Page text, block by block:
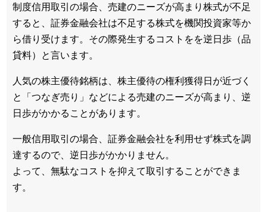
制度信用取引の場合、売建のニーズが高まり株式が不足
すると、証券金融会社は不足する株式を機関投資家等か
ら借り受けます。その際発生するコストをを逆日歩（品
貸料）と言います。
人気の株主優待銘柄は、株主優待の権利獲得日が近づく
と「つなぎ売り」などによる売建のニーズが高まり、逆
日歩がかかることがあります。
一般信用取引の場合、証券金融会社を利用せず株式を調
達するので、逆日歩がかかりません。
よって、無駄なコストを抑えて取引することができま
す。